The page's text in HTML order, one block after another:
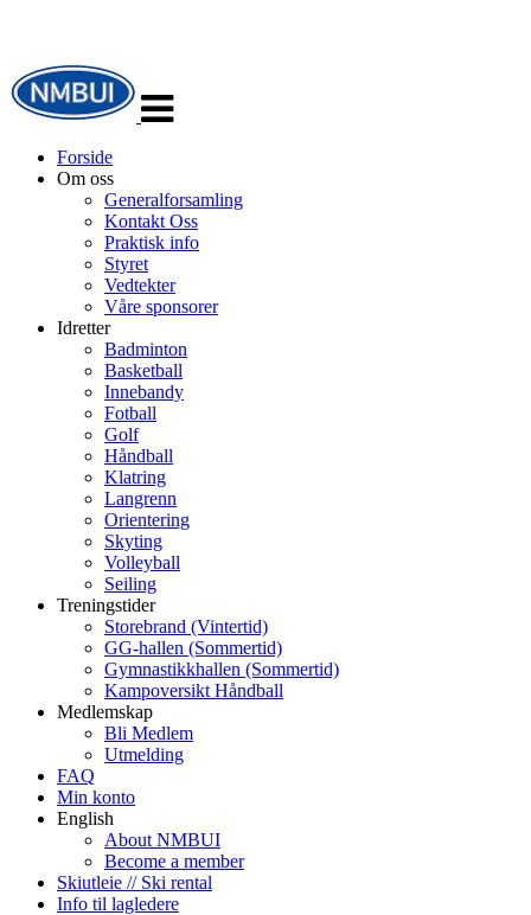
navigasjon
Forside
Om oss
Generalforsamling
Kontakt Oss
Praktisk info
Styret
Vedtekter
Våre sponsorer
Idretter
Badminton
Basketball
Innebandy
Fotball
Golf
Håndball
Klatring
Langrenn
Orientering
Skyting
Volleyball
Seiling
Treningstider
Storebrand (Vintertid)
GG-hallen (Sommertid)
Gymnastikkhallen (Sommertid)
Kampoversikt Håndball
Medlemskap
Bli Medlem
Utmelding
FAQ
Min konto
English
About NMBUI
Become a member
Skiutleie // Ski rental
Info til lagledere